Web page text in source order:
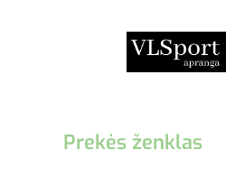
Prekės ženklas